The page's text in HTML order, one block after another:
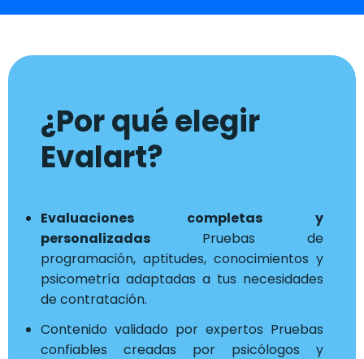
¿Por qué elegir
Evalart?
Evaluaciones completas y
personalizadas Pruebas de
programación, aptitudes, conocimientos y
psicometría adaptadas a tus necesidades
de contratación.
Contenido validado por expertos Pruebas
confiables creadas por psicólogos y